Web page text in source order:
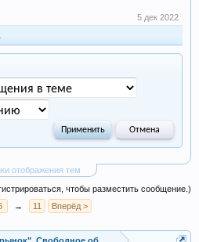
5 дек 2022
отображения тем
чтобы разместить сообщение.)
→ 11 Вперёд >